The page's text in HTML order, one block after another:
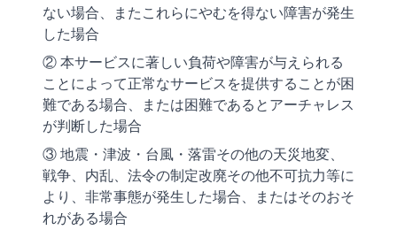
ない場合、またこれらにやむを得ない障害が発生
した場合
② 本サービスに著しい負荷や障害が与えられる
ことによって正常なサービスを提供することが困
難である場合、または困難であるとアーチャレス
が判断した場合
③ 地震・津波・台風・落雷その他の天災地変、
戦争、内乱、法令の制定改廃その他不可抗力等に
より、非常事態が発生した場合、またはそのおそ
れがある場合